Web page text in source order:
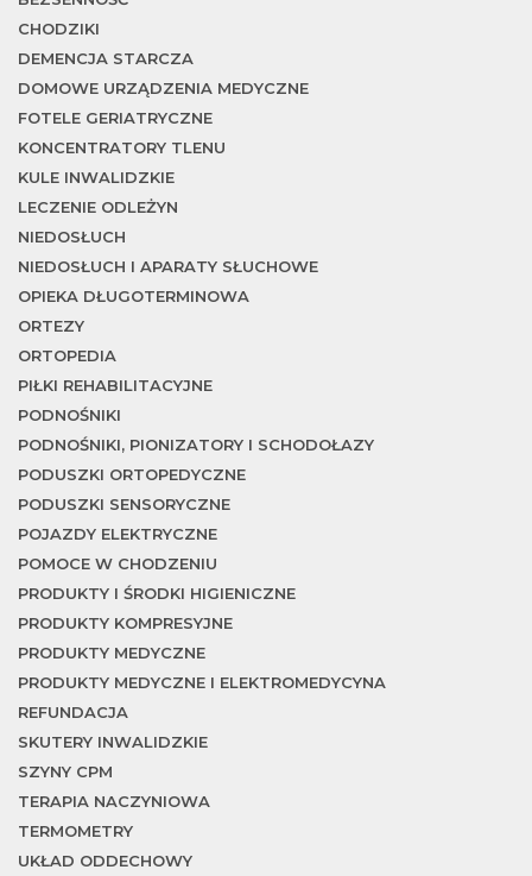
CHODZIKI
DEMENCJA STARCZA
DOMOWE URZĄDZENIA MEDYCZNE
FOTELE GERIATRYCZNE
KONCENTRATORY TLENU
KULE INWALIDZKIE
LECZENIE ODLEŻYN
NIEDOSŁUCH
NIEDOSŁUCH I APARATY SŁUCHOWE
OPIEKA DŁUGOTERMINOWA
ORTEZY
ORTOPEDIA
PIŁKI REHABILITACYJNE
PODNOŚNIKI
PODNOŚNIKI, PIONIZATORY I SCHODOŁAZY
PODUSZKI ORTOPEDYCZNE
PODUSZKI SENSORYCZNE
POJAZDY ELEKTRYCZNE
POMOCE W CHODZENIU
PRODUKTY I ŚRODKI HIGIENICZNE
PRODUKTY KOMPRESYJNE
PRODUKTY MEDYCZNE
PRODUKTY MEDYCZNE I ELEKTROMEDYCYNA
REFUNDACJA
SKUTERY INWALIDZKIE
SZYNY CPM
TERAPIA NACZYNIOWA
TERMOMETRY
UKŁAD ODDECHOWY